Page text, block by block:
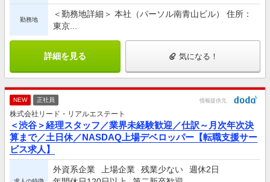
勤務地
＜勤務地詳細＞ 本社（パーソル南青山ビル） 住所：
東京...
詳細を見る 気になる！
NEW 正社員 情報提供元
株式会社リード・リアルエステート
＜渋谷＞経理スタッフ／業界未経験歓迎／仕訳～月次年次決
算まで／土日休／NASDAQ上場デベロッパー【転職支援サー
ビス求人】
外資系企業 上場企業 残業少ない
週休2日